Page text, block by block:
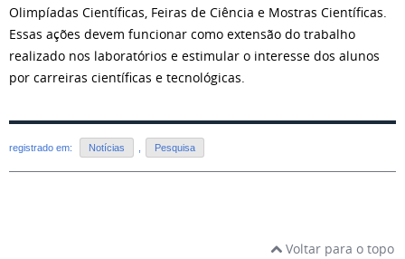
Olimpíadas Científicas, Feiras de Ciência e Mostras Científicas.
Essas ações devem funcionar como extensão do trabalho
realizado nos laboratórios e estimular o interesse dos alunos
por carreiras científicas e tecnológicas.
registrado em: Notícias Pesquisa
Voltar para o topo